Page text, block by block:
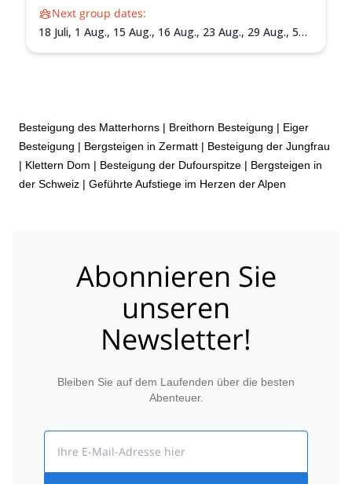
Next group dates:
18 Juli, 1 Aug., 15 Aug., 16 Aug., 23 Aug., 29 Aug., 5
Besteigung des Matterhorns | Breithorn Besteigung | Eiger
Besteigung | Bergsteigen in Zermatt | Besteigung der Jungfrau
| Klettern Dom | Besteigung der Dufourspitze | Bergsteigen in
der Schweiz | Geführte Aufstiege im Herzen der Alpen
Abonnieren Sie
unseren
Newsletter!
Bleiben Sie auf dem Laufenden über die besten
Abenteuer.